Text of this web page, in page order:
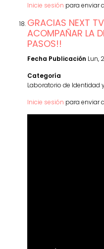
Inicie sesión para enviar
GRACIAS NEXT
ACOMPAÑAR LA
PASOS!!
Fecha Publicación Lun,
Categoría
Laboratorio de Identidad
Inicie sesión para enviar